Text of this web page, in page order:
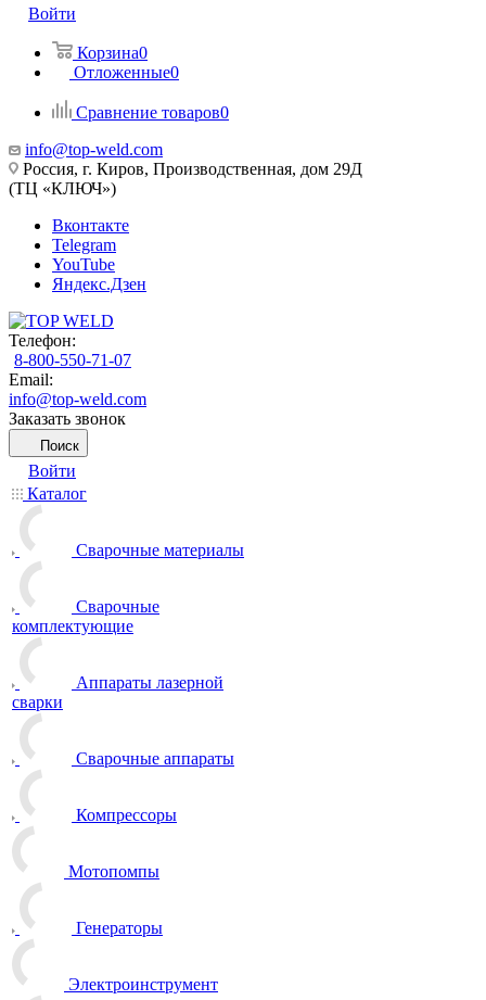
Войти
Корзина0
Отложенные0
Сравнение товаров0
info@top-weld.com
Россия, г. Киров, Производственная, дом 29Д
(ТЦ «КЛЮЧ»)
Вконтакте
Telegram
YouTube
Яндекс.Дзен
Телефон:
8-800-550-71-07
Email:
info@top-weld.com
Заказать звонок
Поиск
Войти
Каталог
Сварочные материалы
Сварочные
комплектующие
Аппараты лазерной
сварки
Сварочные аппараты
Компрессоры
Мотопомпы
Генераторы
Электроинструмент